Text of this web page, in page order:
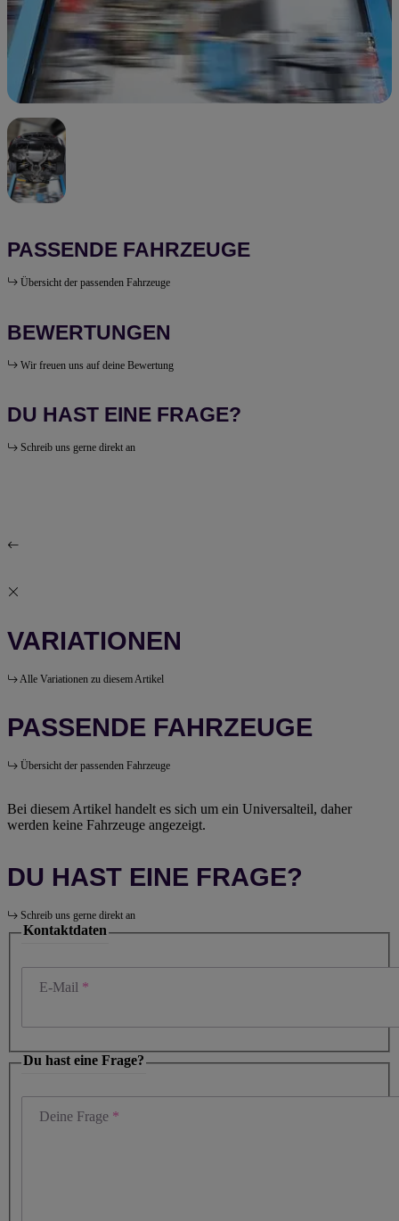
PASSENDE FAHRZEUGE
Übersicht der passenden Fahrzeuge
BEWERTUNGEN
Wir freuen uns auf deine Bewertung
DU HAST EINE FRAGE?
Schreib uns gerne direkt an
VARIATIONEN
Alle Variationen zu diesem Artikel
PASSENDE FAHRZEUGE
Übersicht der passenden Fahrzeuge
Bei diesem Artikel handelt es sich um ein Universalteil, daher
werden keine Fahrzeuge angezeigt.
DU HAST EINE FRAGE?
Schreib uns gerne direkt an
Kontaktdaten
E-Mail
Du hast eine Frage?
Deine Frage